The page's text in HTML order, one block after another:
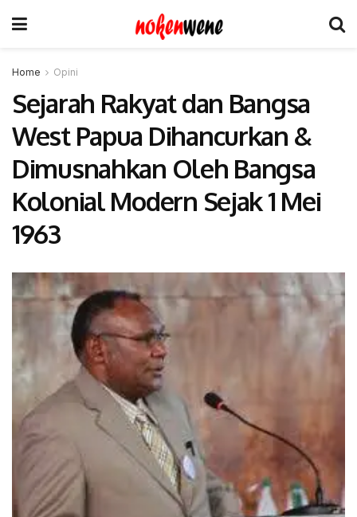
Home Opini
Sejarah Rakyat dan Bangsa
West Papua Dihancurkan &
Dimusnahkan Oleh Bangsa
Kolonial Modern Sejak 1 Mei
1963